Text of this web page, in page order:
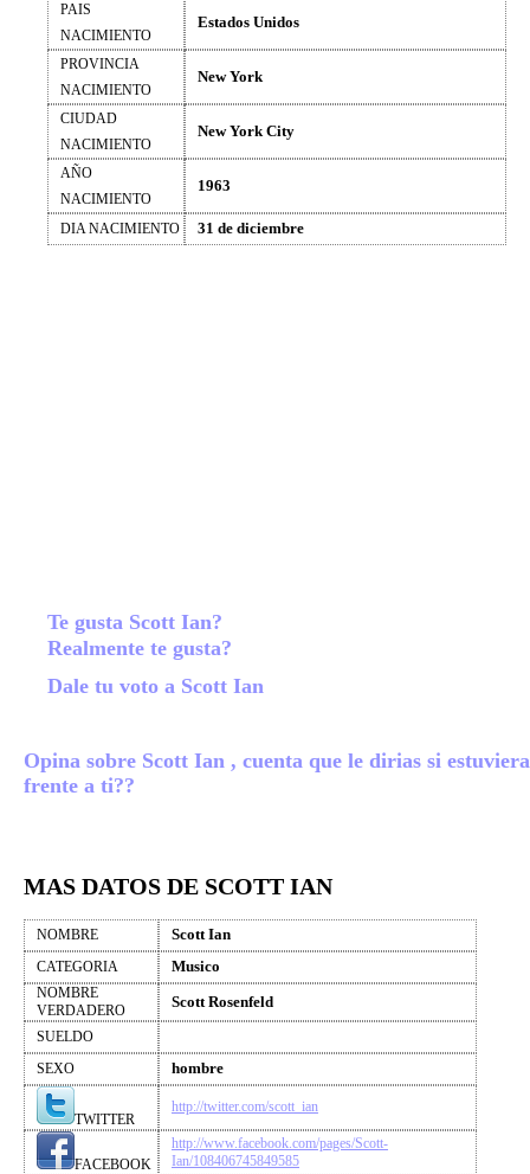
PAIS
NACIMIENTO
Estados Unidos
PROVINCIA
NACIMIENTO
New York
CIUDAD
NACIMIENTO
New York City
AÑO
NACIMIENTO
1963
DIA NACIMIENTO 31 de diciembre
Te gusta Scott Ian?
Realmente te gusta?
Dale tu voto a Scott Ian
Opina sobre Scott Ian , cuenta que le dirias si estuviera
frente a ti??
MAS DATOS DE SCOTT IAN
NOMBRE Scott Ian
CATEGORIA Musico
NOMBRE
VERDADERO
Scott Rosenfeld
SUELDO
SEXO
hombre
TWITTER
http://twitter.com/scott_ian
FACEBOOK
http://www.facebook.com/pages/Scott-
Ian/108406745849585